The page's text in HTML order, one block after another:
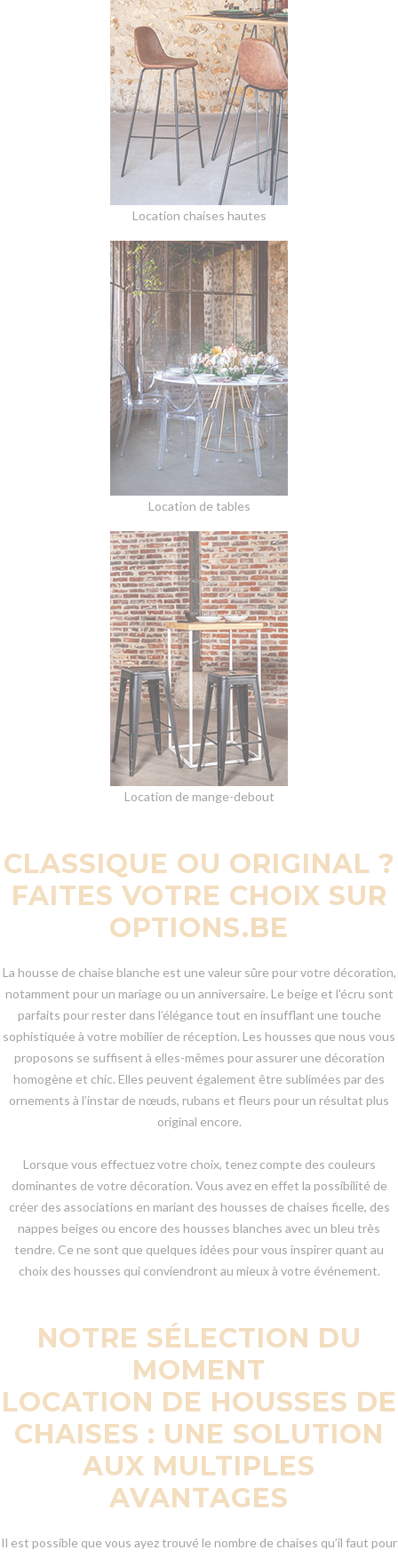
Location chaises hautes
Location de tables
Location de mange-debout
CLASSIQUE OU ORIGINAL ?
FAITES VOTRE CHOIX SUR
OPTIONS.BE
La housse de chaise blanche est une valeur sûre pour votre décoration,
notamment pour un mariage ou un anniversaire. Le beige et l'écru sont
parfaits pour rester dans l’élégance tout en insufflant une touche
sophistiquée à votre mobilier de réception. Les housses que nous vous
proposons se suffisent à elles-mêmes pour assurer une décoration
homogène et chic. Elles peuvent également être sublimées par des
ornements à l’instar de nœuds, rubans et fleurs pour un résultat plus
original encore.
Lorsque vous effectuez votre choix, tenez compte des couleurs
dominantes de votre décoration. Vous avez en effet la possibilité de
créer des associations en mariant des housses de chaises ficelle, des
nappes beiges ou encore des housses blanches avec un bleu très
tendre. Ce ne sont que quelques idées pour vous inspirer quant au
choix des housses qui conviendront au mieux à votre événement.
NOTRE SÉLECTION DU
MOMENT
LOCATION DE HOUSSES DE
CHAISES : UNE SOLUTION
AUX MULTIPLES
AVANTAGES
Il est possible que vous ayez trouvé le nombre de chaises qu’il faut pour